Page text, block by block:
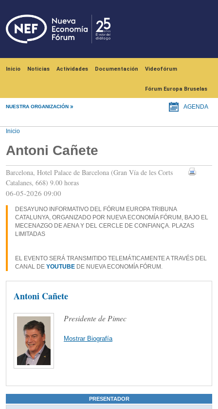
Inicio Noticias Actividades Documentación Videofórum
Fórum Europa Bruselas
NUESTRA ORGANIZACIÓN AGENDA
Inicio
Antoni Cañete
Barcelona, Hotel Palace de Barcelona (Gran Vía de les Corts
Catalanes, 668) 9.00 horas
06-05-2026 09:00
DESAYUNO INFORMATIVO DEL FÓRUM EUROPA TRIBUNA
CATALUNYA, ORGANIZADO POR NUEVA ECONOMÍA FÓRUM, BAJO EL
MECENAZGO DE AENA Y DEL CERCLE DE CONFIANÇA. PLAZAS
LIMITADAS
EL EVENTO SERÁ TRANSMITIDO TELEMÁTICAMENTE A TRAVÉS DEL
CANAL DE YOUTUBE DE NUEVA ECONOMÍA FÓRUM.
Antoni Cañete
Presidente de Pimec
Mostrar Biografía
PRESENTADOR